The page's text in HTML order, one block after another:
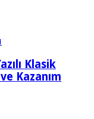
Klasik
Kazanım